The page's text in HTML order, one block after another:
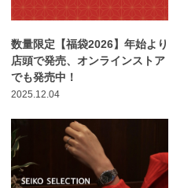
数量限定【福袋2026】年始より
店頭で発売、オンラインストア
でも発売中！
2025.12.04